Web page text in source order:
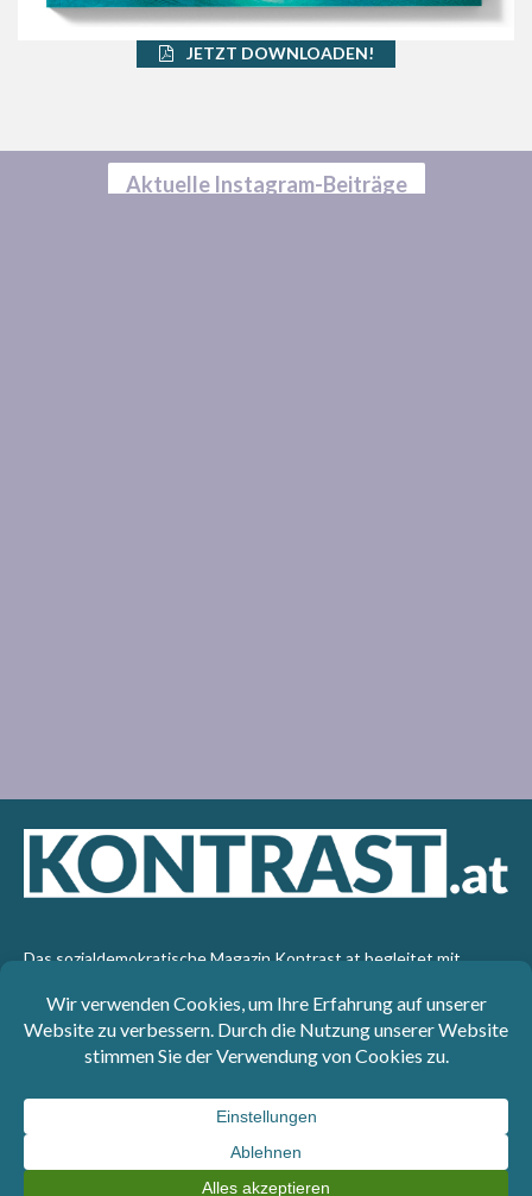
JETZT DOWNLOADEN!
Aktuelle Instagram-Beiträge
Das sozialdemokratische Magazin Kontrast.at begleitet mit
Gesellschaft, Staat und Wirtschaft von einem progressiven,
emanzipatorischen Standpunkt aus. Kontrast wirft den Blick der
sozialen Gerechtigkeit auf die Welt.
: SPÖ-Klub - 1017 Wien - Telefon: +43 1 40110-
3393 - e-mail: redaktion@kontrast.at -
Datenschutzerklärung